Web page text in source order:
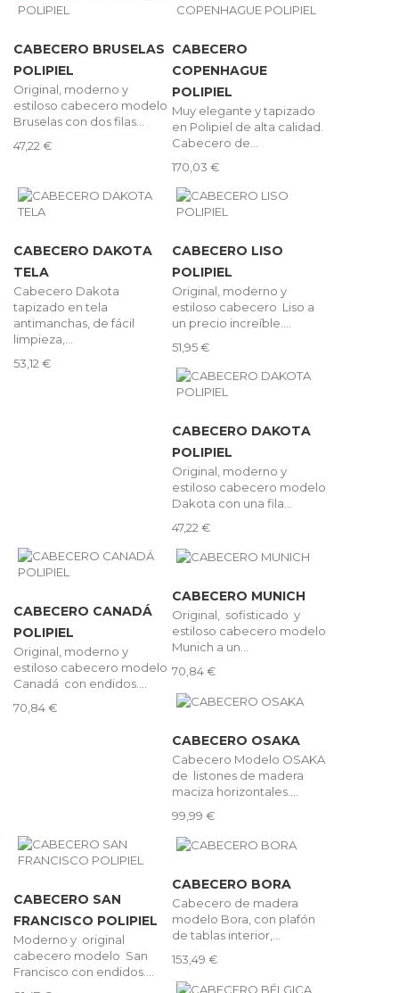
CABECERO BRUSELAS
POLIPIEL
Original, moderno y
estiloso cabecero modelo
Bruselas con dos filas...
47,22 €
CABECERO
COPENHAGUE
POLIPIEL
Muy elegante y tapizado
en Polipiel de alta calidad.
Cabecero de...
170,03 €
CABECERO DAKOTA
TELA
Cabecero Dakota
tapizado en tela
antimanchas, de fácil
limpieza,...
53,12 €
CABECERO LISO
POLIPIEL
Original, moderno y
estiloso cabecero Liso a
un precio increíble....
51,95 €
CABECERO DAKOTA
POLIPIEL
Original, moderno y
estiloso cabecero modelo
Dakota con una fila...
47,22 €
CABECERO CANADÁ
POLIPIEL
Original, moderno y
estiloso cabecero modelo
Canadá con endidos....
70,84 €
CABECERO MUNICH
Original, sofisticado y
estiloso cabecero modelo
Munich a un...
70,84 €
CABECERO OSAKA
Cabecero Modelo OSAKA
de listones de madera
maciza horizontales....
99,99 €
CABECERO SAN
FRANCISCO POLIPIEL
Moderno y original
cabecero modelo San
Francisco con endidos....
CABECERO BORA
Cabecero de madera
modelo Bora, con plafón
de tablas interior,...
153,49 €